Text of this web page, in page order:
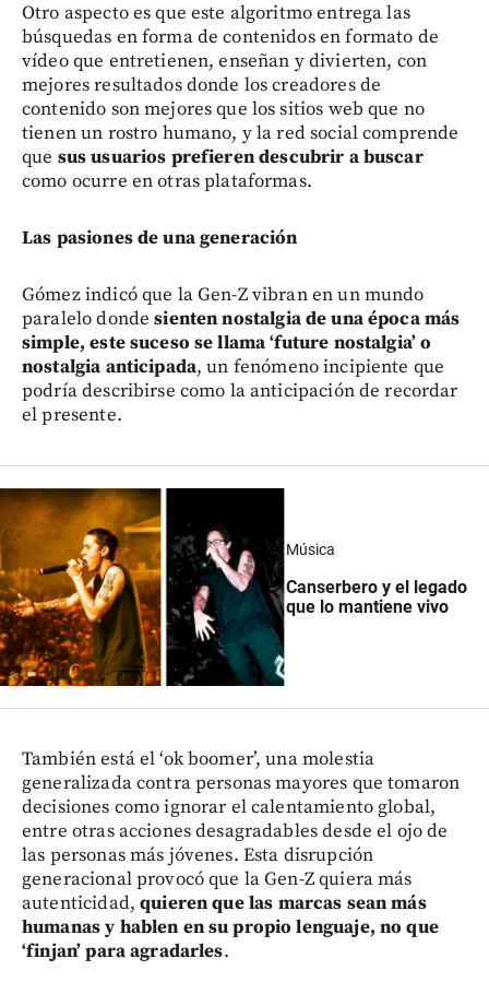
Otro aspecto es que este algoritmo entrega las
búsquedas en forma de contenidos en formato de
vídeo que entretienen, enseñan y divierten, con
mejores resultados donde los creadores de
contenido son mejores que los sitios web que no
tienen un rostro humano, y la red social comprende
que sus usuarios prefieren descubrir a buscar
como ocurre en otras plataformas.
Las pasiones de una generación
Gómez indicó que la Gen-Z vibran en un mundo
paralelo dondesienten nostalgia de una época más
simple, este suceso se llama ‘future nostalgia’ o
nostalgia anticipada, un fenómeno incipiente que
podría describirse como la anticipación de recordar
el presente.
Música
Canserbero y el legado
que lo mantiene vivo
También está el ‘ok boomer’, una molestia
generalizada contra personas mayores que tomaron
decisiones como ignorar el calentamiento global,
entre otras acciones desagradables desde el ojo de
las personas más jóvenes. Esta disrupción
generacional provocó que la Gen-Z quiera más
autenticidad,quieren que las marcas sean más
humanas y hablen en su propio lenguaje, no que
‘finjan’ para agradarles.